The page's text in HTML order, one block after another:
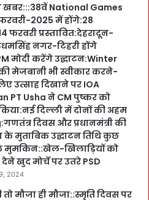
खबर:::38वें National Games
2025 में होंगे:28
फरवरी प्रस्तावित:देहरादून-
नगर-टिहरी होंगे
मोदी करेंगे उद्घाटन:Winter
मेजबानी भी स्वीकार करने-
उत्साह दिखाने पर IOA
PT Usha ने CM पुष्कर को
दिल्ली में दोनों की अहम
दिवस और प्रधानमंत्री की
के मुताबिक उद्घाटन तिथि कुछ
खिलाड़ियों को
देने खुद मोर्चे पर उतरे PSD
2024
मौजा ही मौजा::स्मृति दिवस पर